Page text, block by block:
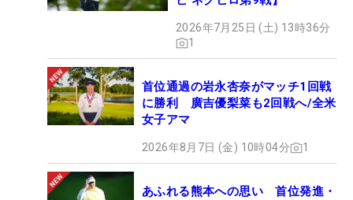
2026年7月25日 (土) 13時36分
1
首位通過の岩永杏奈がマッチ1回戦
に勝利 廣吉優梨菜も2回戦へ/全米
女子アマ
2026年8月7日 (金) 10時04分 1
あふれる熊本への思い 首位発進・